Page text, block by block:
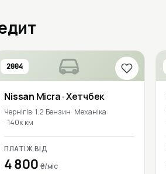
2004
Nissan Micra· Хетчбек
Чернігів 1.2 Бензин Механіка
140к км
ПЛАТІЖ ВІД
4 800 ₴/міс